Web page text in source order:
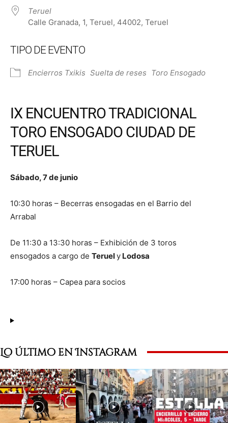
Teruel
Calle Granada, 1, Teruel, 44002, Teruel
TIPO DE EVENTO
Encierros Txikis Suelta de reses Toro Ensogado
IX ENCUENTRO TRADICIONAL
TORO ENSOGADO CIUDAD DE
TERUEL
Sábado, 7 de junio
10:30 horas – Becerras ensogadas en el Barrio del
Arrabal
De 11:30 a 13:30 horas – Exhibición de 3 toros
ensogados a cargo de Teruely Lodosa
17:00 horas – Capea para socios
Lo último en Instagram